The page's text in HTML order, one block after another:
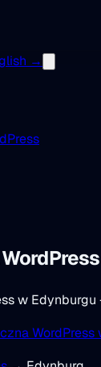
→
w
WordPress